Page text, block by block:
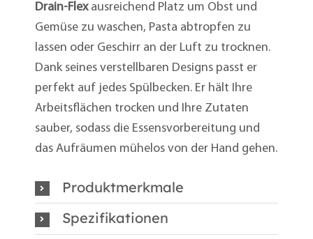
Drain-Flexausreichend Platz um Obst und
Gemüse zu waschen, Pasta abtropfen zu
lassen oder Geschirr an der Luft zu trocknen.
Dank seines verstellbaren Designs passt er
perfekt auf jedes Spülbecken. Er hält Ihre
Arbeitsflächen trocken und Ihre Zutaten
sauber, sodass die Essensvorbereitung und
das Aufräumen mühelos von der Hand gehen.
Produktmerkmale
Spezifikationen